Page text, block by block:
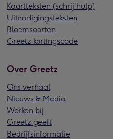
Kaartteksten (schrijfhulp)
Uitnodigingsteksten
Bloemsoorten
Greetz kortingscode
Over Greetz
Ons verhaal
Nieuws & Media
Werken bij
Greetz geeft
Bedrijfsinformatie